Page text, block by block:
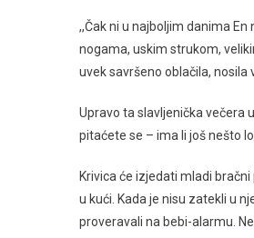
,,Čak ni u najboljim danima
nogama, uskim strukom,
uvek savršeno oblačila, nosila
Upravo ta slavljenička večera
pitaćete se – ima li još nešto
Krivica će izjedati mladi
u kući. Kada je nisu zatekli u
proveravali na bebi-alarmu.